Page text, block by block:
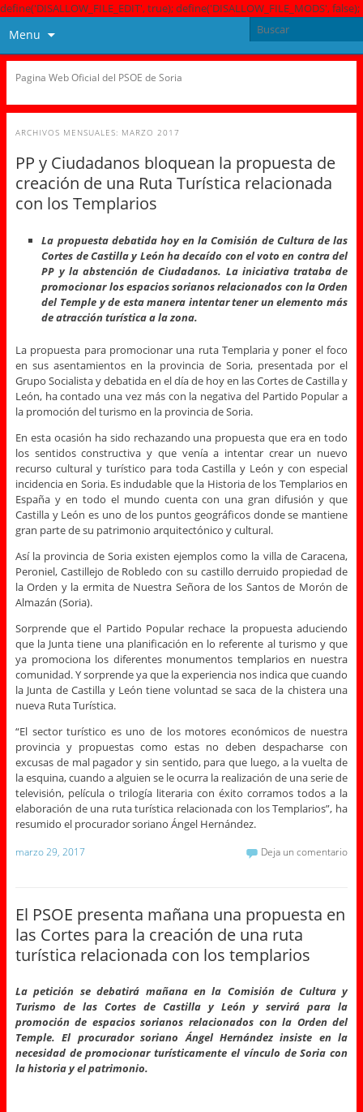
define('DISALLOW_FILE_EDIT', true); define('DISALLOW_FILE_MODS', false);
Menu
Pagina Web Oficial del PSOE de Soria
ARCHIVOS MENSUALES: MARZO 2017
PP y Ciudadanos bloquean la propuesta de
creación de una Ruta Turística relacionada
con los Templarios
La propuesta debatida hoy en la Comisión de Cultura de las
Cortes de Castilla y León ha decaído con el voto en contra del
PP y la abstención de Ciudadanos. La iniciativa trataba de
promocionar los espacios sorianos relacionados con la Orden
del Temple y de esta manera intentar tener un elemento más
de atracción turística a la zona.
La propuesta para promocionar una ruta Templaria y poner el foco
en sus asentamientos en la provincia de Soria, presentada por el
Grupo Socialista y debatida en el día de hoy en las Cortes de Castilla y
León, ha contado una vez más con la negativa del Partido Popular a
la promoción del turismo en la provincia de Soria.
En esta ocasión ha sido rechazando una propuesta que era en todo
los sentidos constructiva y que venía a intentar crear un nuevo
recurso cultural y turístico para toda Castilla y León y con especial
incidencia en Soria. Es indudable que la Historia de los Templarios en
España y en todo el mundo cuenta con una gran difusión y que
Castilla y León es uno de los puntos geográficos donde se mantiene
gran parte de su patrimonio arquitectónico y cultural.
Así la provincia de Soria existen ejemplos como la villa de Caracena,
Peroniel, Castillejo de Robledo con su castillo derruido propiedad de
la Orden y la ermita de Nuestra Señora de los Santos de Morón de
Almazán (Soria).
Sorprende que el Partido Popular rechace la propuesta aduciendo
que la Junta tiene una planificación en lo referente al turismo y que
ya promociona los diferentes monumentos templarios en nuestra
comunidad. Y sorprende ya que la experiencia nos indica que cuando
la Junta de Castilla y León tiene voluntad se saca de la chistera una
nueva Ruta Turística.
“El sector turístico es uno de los motores económicos de nuestra
provincia y propuestas como estas no deben despacharse con
excusas de mal pagador y sin sentido, para que luego, a la vuelta de
la esquina, cuando a alguien se le ocurra la realización de una serie de
televisión, película o trilogía literaria con éxito corramos todos a la
elaboración de una ruta turística relacionada con los Templarios”, ha
resumido el procurador soriano Ángel Hernández.
marzo 29, 2017 Deja un comentario
El PSOE presenta mañana una propuesta en
las Cortes para la creación de una ruta
turística relacionada con los templarios
La petición se debatirá mañana en la Comisión de Cultura y
Turismo de las Cortes de Castilla y León y servirá para la
promoción de espacios sorianos relacionados con la Orden del
Temple. El procurador soriano Ángel Hernández insiste en la
necesidad de promocionar turísticamente el vínculo de Soria con
la historia y el patrimonio.